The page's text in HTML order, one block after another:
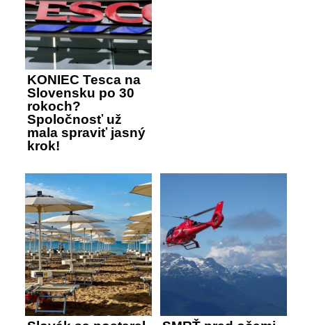
KONIEC Tesca na
Slovensku po 30
rokoch?
Spoločnosť už
mala spraviť jasný
krok!